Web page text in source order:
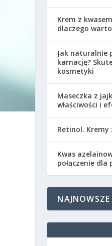
Krem z
dlaczego
Jak naturalnie
karnację?
kosmetyki
Maseczka z
właściwości i
Retinol.
Kwas
połączenie dla